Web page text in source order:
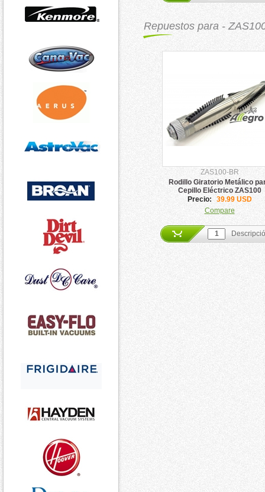
Repuestos para -
ZAS100-BR
Rodillo Giratorio Metálico
Cepillo Eléctrico ZAS100
Precio:
39.99 USD
Compare